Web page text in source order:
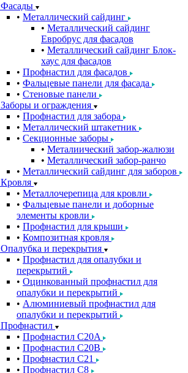
Фасады
Металлический сайдинг
Металлический сайдинг
Евробрус для фасадов
Металлический сайдинг Блок-
хаус для фасадов
Профнастил для фасадов
Фальцевые панели для фасада
Стеновые панели
Заборы и ограждения
Профнастил для забора
Металлический штакетник
Секционные заборы
Металиический забор-жалюзи
Металлический забор-ранчо
Металлический сайдинг для заборов
Кровля
Металлочерепица для кровли
Фальцевые панели и доборные
элементы кровли
Профнастил для крыши
Композитная кровля
Опалубка и перекрытия
Профнастил для опалубки и
перекрытий
Оцинкованный профнастил для
опалубки и перекрытий
Алюминиевый профнастил для
опалубки и перекрытий
Профнастил
Профнастил С20A
Профнастил С20B
Профнастил С21
Профнастил С8